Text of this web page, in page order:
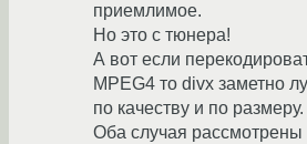
приемлимое.
Но это с тюнера!
А вот если
MPEG4 то divx заметно
по качеству и по размеру.
Оба случая